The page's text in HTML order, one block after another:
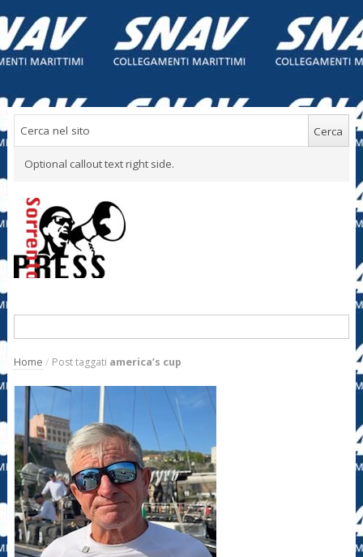
Optional callout text right side.
Home / Post taggati america’s cup